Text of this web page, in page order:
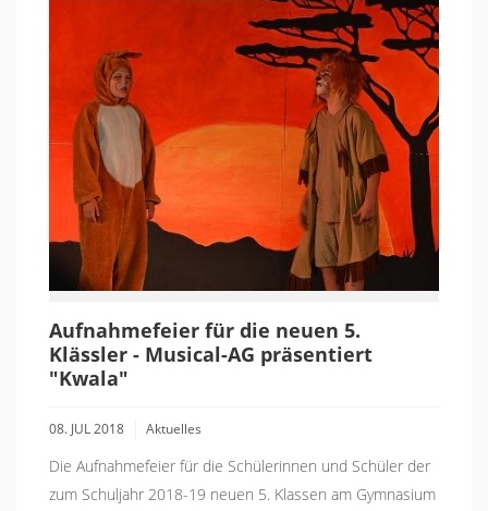
Aufnahmefeier für die neuen 5.
Klässler - Musical-AG präsentiert
"Kwala"
08. JUL 2018 Aktuelles
Die Aufnahmefeier für die Schülerinnen und Schüler der
zum Schuljahr 2018-19 neuen 5. Klassen am Gymnasium